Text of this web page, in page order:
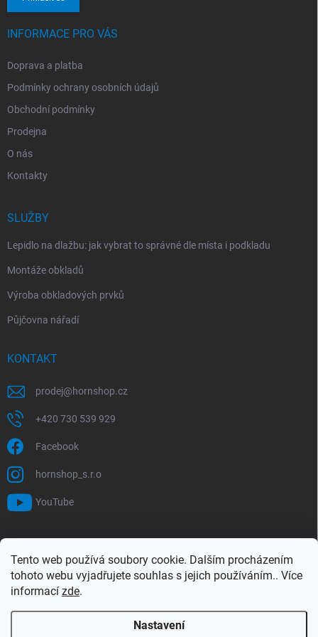
Tento web používá soubory cookie. Dalším procházením
tohoto webu vyjadřujete souhlas s jejich používáním.. Více
informací zde.
Nastavení
INFORMACE PRO VÁS
Doprava a platba
Podmínky ochrany osobních údajů
Obchodní podmínky
Prodejna
O nás
Kontakty
SLUŽBY
Lepidlo na dlažbu: jak vybrat to správné dle místa i podkladu
Montáže obkladů
Výroba obkladových prvků
Půjčovna nářadí
KONTAKT
prodej@hornshop.cz
+420 730 539 929
Facebook
hornshop_s.r.o
YouTube
Hledat